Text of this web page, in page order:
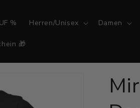
% Herren/Unisex Damen
🎁